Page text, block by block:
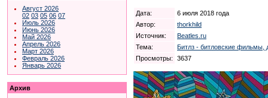
Август 2026
02 03 05 06 07
Июль 2026
Июнь 2026
Май 2026
Апрель 2026
Март 2026
Февраль 2026
Январь 2026
Архив
Дата:
6 июля 2018 года
Автор:
thorkhild
Источник:
Beatles.ru
Тема:
Битлз - битловские фильмы,
Просмотры:
3637